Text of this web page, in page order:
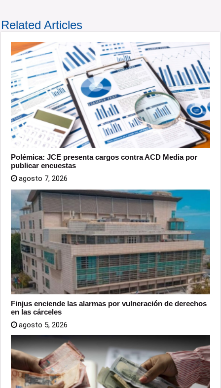
Related Articles
Polémica: JCE presenta cargos contra ACD Media por
publicar encuestas
agosto 7, 2026
Finjus enciende las alarmas por vulneración de derechos
en las cárceles
agosto 5, 2026